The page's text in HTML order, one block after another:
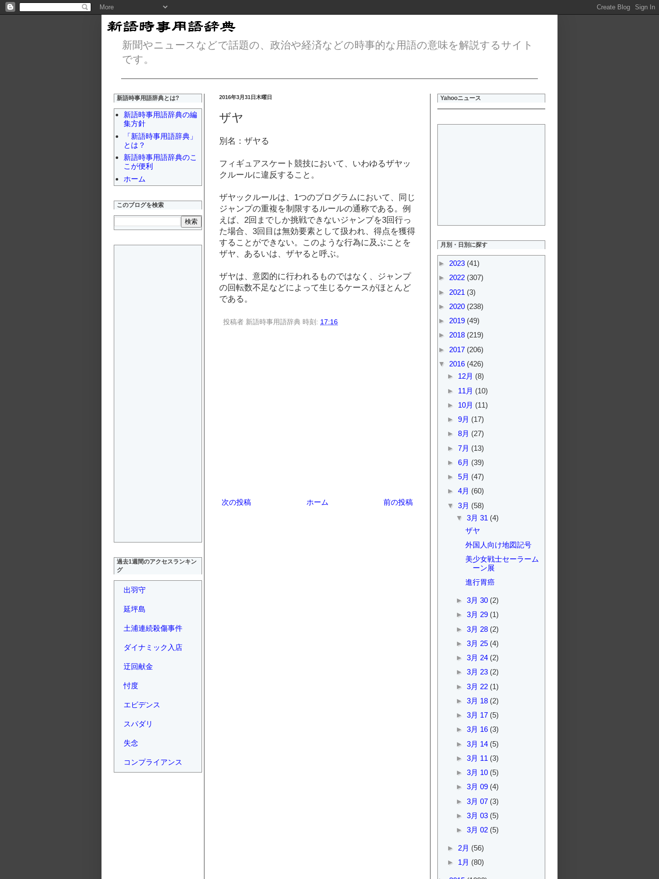
新聞やニュースなどで話題の、政治や経済などの時事的な用語の意味を解説するサイト
です。
2016年3月31日木曜日
ザヤ
別名：ザヤる
フィギュアスケート競技において、いわゆるザヤッ
クルールに違反すること。
ザヤックルールは、1つのプログラムにおいて、同じ
ジャンプの重複を制限するルールの通称である。例
えば、2回までしか挑戦できないジャンプを3回行っ
た場合、3回目は無効要素として扱われ、得点を獲得
することができない。このような行為に及ぶことを
ザヤ、あるいは、ザヤると呼ぶ。
ザヤは、意図的に行われるものではなく、ジャンプ
の回転数不足などによって生じるケースがほとんど
である。
投稿者 新語時事用語辞典 時刻: 17:16
次の投稿 前の投稿
ホーム
新語時事用語辞典とは?
新語時事用語辞典の編
集方針
「新語時事用語辞典」
とは？
新語時事用語辞典のこ
こが便利
ホーム
このブログを検索
過去1週間のアクセスランキン
グ
出羽守
延坪島
土浦連続殺傷事件
ダイナミック入店
迂回献金
忖度
エビデンス
スパダリ
失念
コンプライアンス
Yahooニュース
月別・日別に探す
► 2023 (41)
► 2022 (307)
► 2021 (3)
► 2020 (238)
► 2019 (49)
► 2018 (219)
► 2017 (206)
▼ 2016 (426)
► 12月 (8)
► 11月 (10)
► 10月 (11)
► 9月 (17)
► 8月 (27)
► 7月 (13)
► 6月 (39)
► 5月 (47)
► 4月 (60)
▼ 3月 (58)
▼ 3月 31 (4)
ザヤ
外国人向け地図記号
美少女戦士セーラーム
ーン展
進行胃癌
► 3月 30 (2)
► 3月 29 (1)
► 3月 28 (2)
► 3月 25 (4)
► 3月 24 (2)
► 3月 23 (2)
► 3月 22 (1)
► 3月 18 (2)
► 3月 17 (5)
► 3月 16 (3)
► 3月 14 (5)
► 3月 11 (3)
► 3月 10 (5)
► 3月 09 (4)
► 3月 07 (3)
► 3月 03 (5)
► 3月 02 (5)
► 2月 (56)
► 1月 (80)